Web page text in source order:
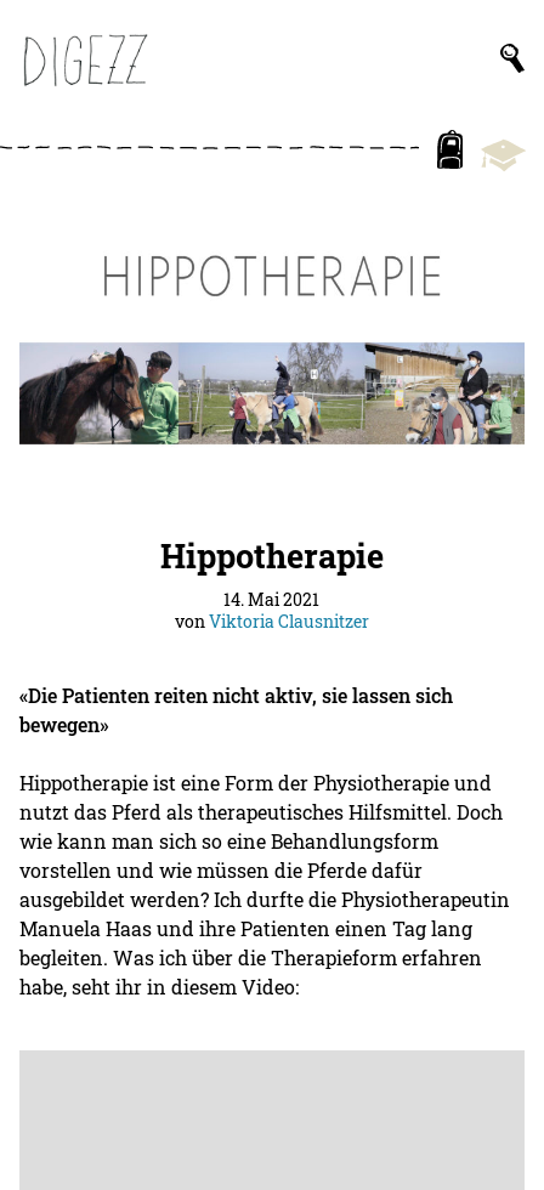
Hippotherapie
14. Mai 2021
vonViktoria Clausnitzer
«Die Patienten reiten nicht aktiv, sie lassen sich
bewegen»
Hippotherapie ist eine Form der Physiotherapie und
nutzt das Pferd als therapeutisches Hilfsmittel. Doch
wie kann man sich so eine Behandlungsform
vorstellen und wie müssen die Pferde dafür
ausgebildet werden? Ich durfte die Physiotherapeutin
Manuela Haas und ihre Patienten einen Tag lang
begleiten. Was ich über die Therapieform erfahren
habe, seht ihr in diesem Video: